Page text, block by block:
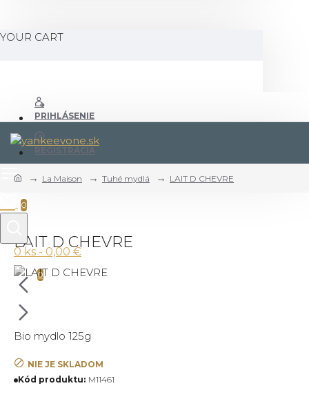
YOUR CART
PRIHLÁSENIE
REGISTRÁCIA
0
0 ks - 0,00 €
0
La Maison Tuhé mydlá LAIT D CHEVRE
LAIT D CHEVRE
Bio mydlo 125g
NIE JE SKLADOM
Kód produktu: M11461